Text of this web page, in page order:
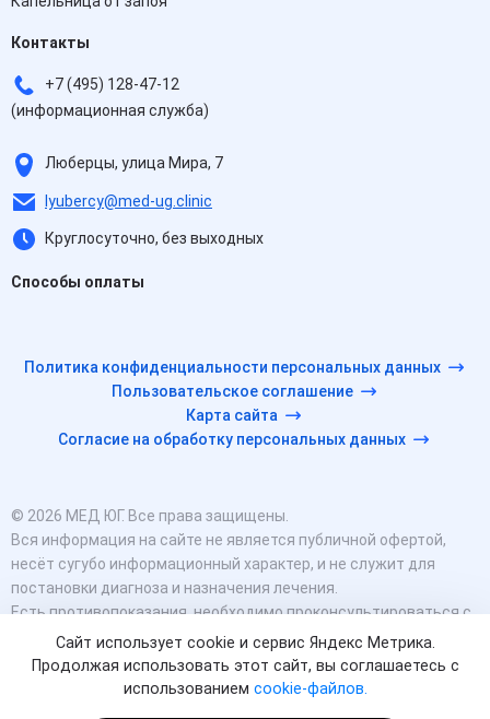
Контакты
+7 (495) 128-47-12
(информационная служба)
Люберцы, улица Мира, 7
lyubercy@med-ug.clinic
Круглосуточно, без выходных
Способы оплаты
Политика конфиденциальности персональных данных
Пользовательское соглашение
Карта сайта
Согласие на обработку персональных данных
© 2026 МЕД ЮГ. Все права защищены.
Вся информация на сайте не является публичной офертой,
несёт сугубо информационный характер, и не служит для
постановки диагноза и назначения лечения.
Есть противопоказания, необходимо проконсультироваться с
врачом. Консультационные услуги, оказываемые по телефону,
мессенджерам и в соцсетях носят исключительно
информационный характер и не являются медицинскими
Сайт использует cookie и сервис Яндекс Метрика.
Продолжая использовать этот сайт, вы соглашаетесь с
использованием cookie-файлов.